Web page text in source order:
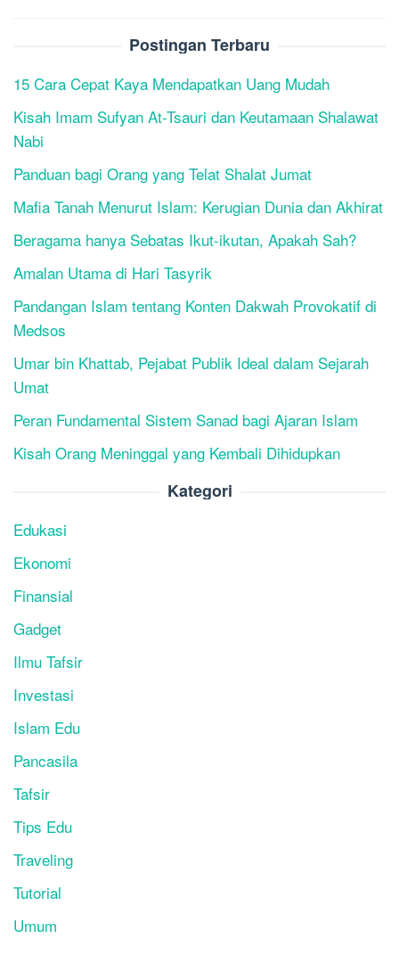
Postingan Terbaru
15 Cara Cepat Kaya Mendapatkan Uang Mudah
Kisah Imam Sufyan At-Tsauri dan Keutamaan Shalawat
Nabi
Panduan bagi Orang yang Telat Shalat Jumat
Mafia Tanah Menurut Islam: Kerugian Dunia dan Akhirat
Beragama hanya Sebatas Ikut-ikutan, Apakah Sah?
Amalan Utama di Hari Tasyrik
Pandangan Islam tentang Konten Dakwah Provokatif di
Medsos
Umar bin Khattab, Pejabat Publik Ideal dalam Sejarah
Umat
Peran Fundamental Sistem Sanad bagi Ajaran Islam
Kisah Orang Meninggal yang Kembali Dihidupkan
Kategori
Edukasi
Ekonomi
Finansial
Gadget
Ilmu Tafsir
Investasi
Islam Edu
Pancasila
Tafsir
Tips Edu
Traveling
Tutorial
Umum